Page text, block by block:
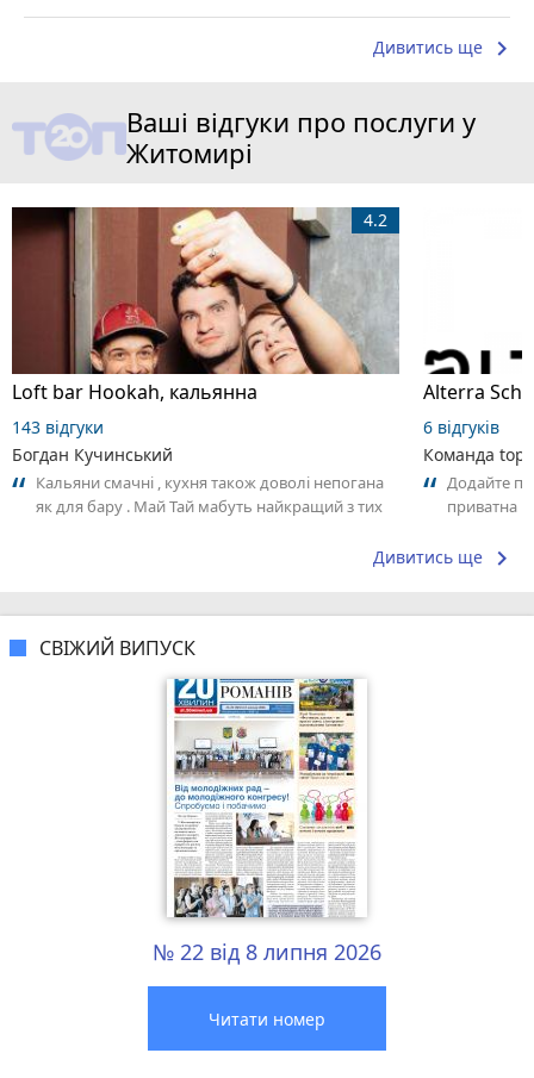
Дивитись ще keyboard_arrow_right
Ваші відгуки про послуги у
Житомирі
Loft bar Hookah, кальянна
4.2
143 відгуки
Богдан Кучинський
Кальяни смачні , кухня також доволі непогана
як для бару . Май Тай мабуть найкращий з тих
6 відгуків
Команда
Додайте
приватна
Дивитись ще keyboard_arrow_right
СВІЖИЙ ВИПУСК
№ 22 від 8 липня 2026
Читати номер